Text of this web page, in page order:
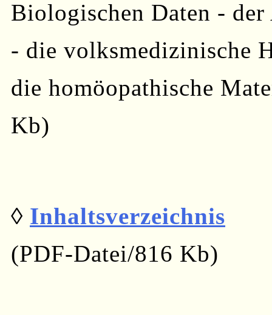
Biologischen Daten -
- die volksmedizinische
die homöopathische
Kb)
◊ Inhaltsverzeichnis
(PDF-Datei/816 Kb)